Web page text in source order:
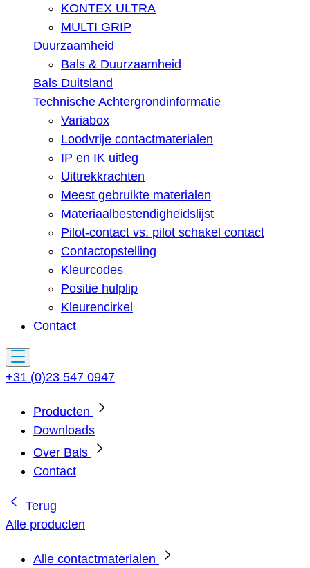
KONTEX ULTRA
MULTI GRIP
Duurzaamheid
Bals & Duurzaamheid
Bals Duitsland
Technische Achtergrondinformatie
Variabox
Loodvrije contactmaterialen
IP en IK uitleg
Uittrekkrachten
Meest gebruikte materialen
Materiaalbestendigheidslijst
Pilot-contact vs. pilot schakel contact
Contactopstelling
Kleurcodes
Positie hulplip
Kleurencirkel
Contact
+31 (0)23 547 0947
Producten
Downloads
Over Bals
Contact
Terug
Alle producten
Alle contactmaterialen